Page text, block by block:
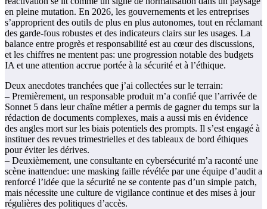
en pleine mutation. En 2026, les gouvernements et les entreprises
s’approprient des outils de plus en plus autonomes, tout en réclamant
des garde-fous robustes et des indicateurs clairs sur les usages. La
balance entre progrès et responsabilité est au cœur des discussions,
et les chiffres ne mentent pas: une progression notable des budgets
IA et une attention accrue portée à la sécurité et à l’éthique.
Deux anecdotes tranchées que j’ai collectées sur le terrain:
– Premièrement, un responsable produit m’a confié que l’arrivée de
Sonnet 5 dans leur chaîne métier a permis de gagner du temps sur la
rédaction de documents complexes, mais a aussi mis en évidence
des angles mort sur les biais potentiels des prompts. Il s’est engagé à
instituer des revues trimestrielles et des tableaux de bord éthiques
pour éviter les dérives.
– Deuxièmement, une consultante en cybersécurité m’a raconté une
scène inattendue: une masking faille révélée par une équipe d’audit a
renforcé l’idée que la sécurité ne se contente pas d’un simple patch,
mais nécessite une culture de vigilance continue et des mises à jour
régulières des politiques d’accès.